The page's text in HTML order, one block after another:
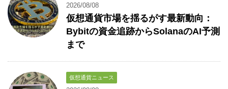
2026/08/08
仮想通貨市場を揺るがす最新動向：
Bybitの資金追跡からSolanaのAI予測
まで
仮想通貨ニュース